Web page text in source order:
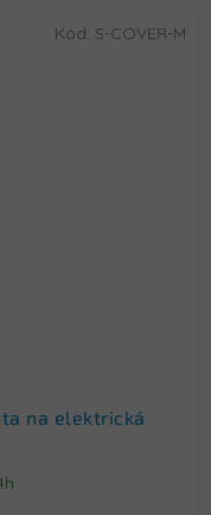
na elektrická
Kód: S-COVER-M